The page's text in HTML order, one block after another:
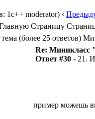
1c++ moderator) ‹
Re: Миникласс
Ответ #30 - 21.
пример можешь